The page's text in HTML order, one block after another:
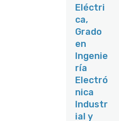
la FULP:
w.fulp.es/o
fertas/108
eroa-
electricoa-
desarrollo-
de-
ingenieria
-basica-y-
de-
detalle-
Eléctri
ca,
Grado
en
Ingenie
ría
Electró
nica
Industr
ial y